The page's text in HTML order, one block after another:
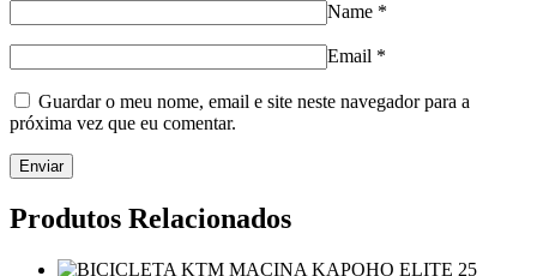
Name *
Email *
Guardar o meu nome, email e site neste navegador para a
próxima vez que eu comentar.
Produtos Relacionados